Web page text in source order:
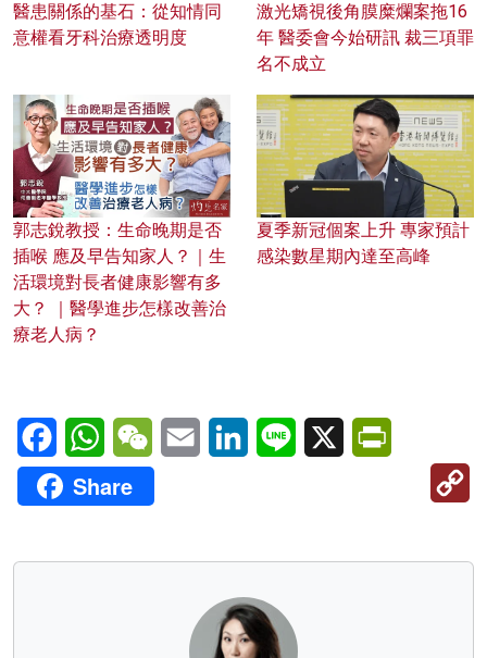
醫患關係的基石：從知情同
意權看牙科治療透明度
激光矯視後角膜糜爛案拖16
年 醫委會今始研訊 裁三項罪
名不成立
郭志銳教授：生命晚期是否
插喉 應及早告知家人？｜生
活環境對長者健康影響有多
大？ ｜醫學進步怎樣改善治
療老人病？
夏季新冠個案上升 專家預計
感染數星期內達至高峰
FacebookWhatsAppWeChatEmail LinkedInLine X
Share